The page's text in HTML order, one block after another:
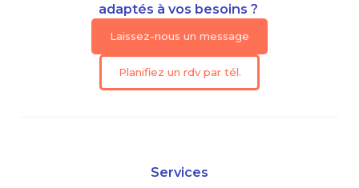
adaptés à vos besoins ?
Laissez-nous un message
Planifiez un rdv par tél.
Services